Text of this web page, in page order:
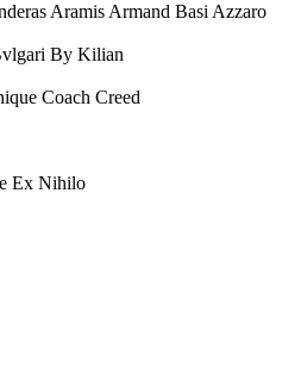
Aramis Armand Basi Azzaro
By Kilian
Coach Creed
Ex Nihilo